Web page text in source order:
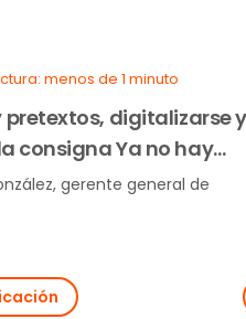
menos de 1 minuto
pretextos, digitalizarse y
consigna Ya no hay
y crecer es la
gerente general de